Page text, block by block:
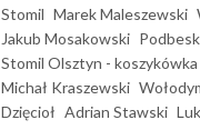
Stomil Marek Maleszewski
Jakub Mosakowski
Stomil Olsztyn - koszykówka
Michał Kraszewski
Dzięcioł Adrian Stawski